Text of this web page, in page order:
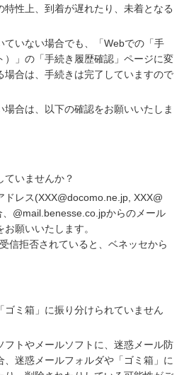
特性上、到着が遅れたり、未着となる
ていない場合でも、「Webでの「手
）」の「手続き履歴確認」ページに変
場合は、手続きは完了していますので
場合は、以下の確認をお願いいたしま
ていませんか？
ドレス(XXX@docomo.ne.jp, XXX@
、@mail.benesse.co.jpからのメール
願いいたします。
信拒否されていると、ベネッセから
ゴミ箱」に振り分けられていません
フトやメールソフトに、迷惑メール防
、迷惑メールフォルダや「ゴミ箱」に